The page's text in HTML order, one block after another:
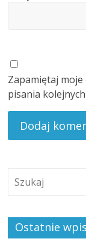
Zapamiętaj
pisania
Ostatnie